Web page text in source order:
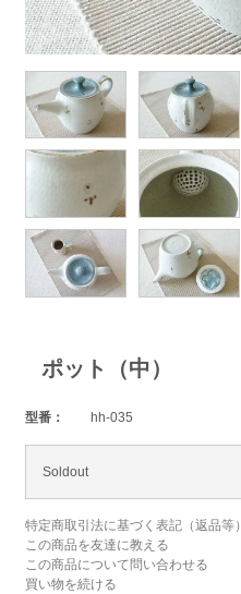
ポット（中）
型番： hh-035
Soldout
特定商取引法に基づく表記（返品等）
この商品を友達に教える
この商品について問い合わせる
買い物を続ける